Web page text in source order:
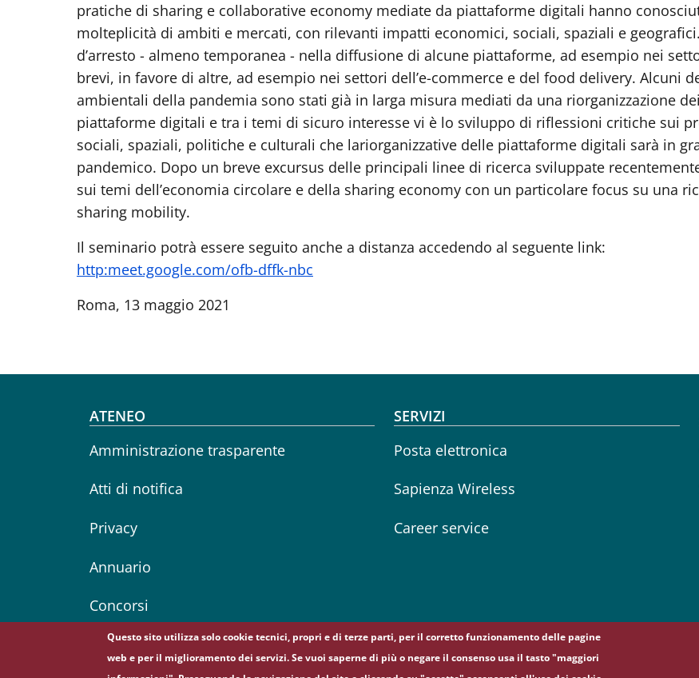
pratiche di sharing e collaborative economy mediate da piattaforme digitali hanno
molteplicità di ambiti e mercati, con rilevanti impatti economici, sociali, spaziali e
d’arresto - almeno temporanea - nella diffusione di alcune piattaforme, ad esempio nei
brevi, in favore di altre, ad esempio nei settori dell’e-commerce e del food delivery. Alcuni
ambientali della pandemia sono stati già in larga misura mediati da una riorganizzazione
piattaforme digitali e tra i temi di sicuro interesse vi è lo sviluppo di riflessioni critiche sui
sociali, spaziali, politiche e culturali che lariorganizzative delle piattaforme digitali sarà in
pandemico. Dopo un breve excursus delle principali linee di ricerca sviluppate
sui temi dell’economia circolare e della sharing economy con un particolare focus su una
sharing mobility.
Il seminario potrà essere seguito anche a distanza accedendo al seguente link:
http:meet.google.com/ofb-dffk-nbc
Roma, 13 maggio 2021
Footer menu
ATENEO
Amministrazione trasparente
Atti di notifica
Privacy
Annuario
Concorsi
SERVIZI
Posta elettronica
Sapienza Wireless
Career service
Questo sito utilizza solo cookie tecnici, propri e di terze parti, per il corretto funzionamento delle pagine
web e per il miglioramento dei servizi. Se vuoi saperne di più o negare il consenso usa il tasto "maggiori